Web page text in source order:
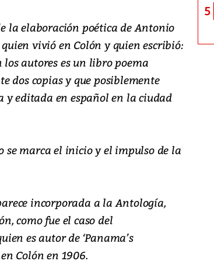
la elaboración poética de Antonio
vivió en Colón y quien escribió:
los autores es un libro poema
dos copias y que posiblemente
editada en español en la ciudad
se marca el inicio y el impulso de la
incorporada a la Antología,
como fue el caso del
es autor de ‘Panama’s
Colón en 1906.
5